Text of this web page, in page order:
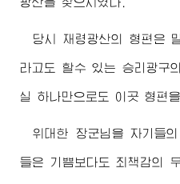
당시 재령광산의 형편은
라고도 할수 있는 승리광구
실 하나만으로도 이곳 형편
위대한 장군님 을 자기들
들은 기쁨보다도 죄책감의